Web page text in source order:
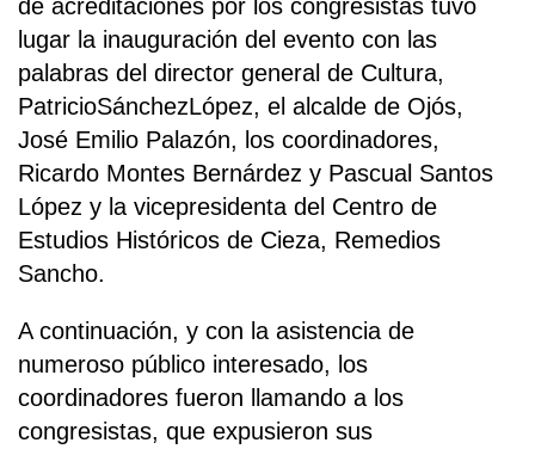
de acreditaciones por los congresistas tuvo
lugar la inauguración del evento con las
palabras del director general de Cultura,
PatricioSánchezLópez, el alcalde de Ojós,
José Emilio Palazón, los coordinadores,
Ricardo Montes Bernárdez y Pascual Santos
López y la vicepresidenta del Centro de
Estudios Históricos de Cieza, Remedios
Sancho.
A continuación, y con la asistencia de
numeroso público interesado, los
coordinadores fueron llamando a los
congresistas, que expusieron sus